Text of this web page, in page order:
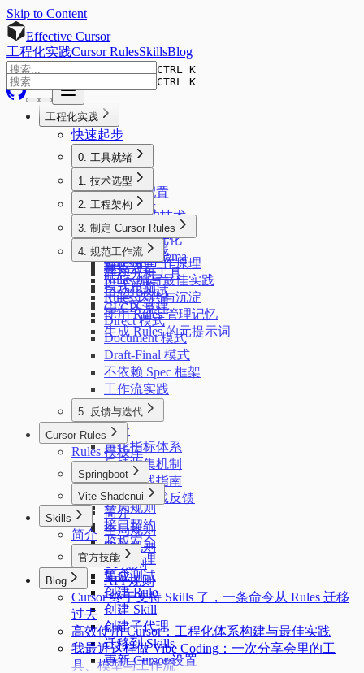
Skip to Content
Effective Cursor
工程化实践Cursor RulesSkillsBlog
CTRL K
CTRL K
工程化实践
快速起步
0. 工具就绪
简介
安装与配置
扩展程序
模型选择
MCP 工具
协作软件
1. 技术选型
简介
AI 友好的技术
前端技术栈
后端技术栈
标记语言
2. 工程架构
简介
项目结构优化
数据库 Schema
静态分析工具
自动化测试
CI/CD 流程
3. 制定 Cursor Rules
简介
Rules 的工作原理
Rules 编写最佳实践
Rules 迭代与沉淀
使用 Rules 管理记忆
生成 Rules 的元提示词
4. 规范工作流
简介
模式总览
上下文管理
Direct 模式
Document 模式
Draft-Final 模式
不依赖 Spec 框架
工作流实践
5. 反馈与迭代
简介
量化指标体系
反馈收集机制
复盘实践指南
我们的实践反馈
Cursor Rules
Rules 模板库
Springboot
简介
全局规则
接口契约
鉴权安全
异常处理
集成测试
Vite Shadcnui
简介
全局规则
路由规则
UI 规则
API 规则
Skills
简介
官方技能
简介
创建 Rule
创建 Skill
创建子代理
迁移到 Skills
更新 Cursor 设置
Blog
Cursor 终于支持 Skills 了，一条命令从 Rules 迁移
过去
高效使用 Cursor：工程化体系构建与最佳实践
我最近这样做 Vibe Coding：一次分享会里的工
具、模型与工作流